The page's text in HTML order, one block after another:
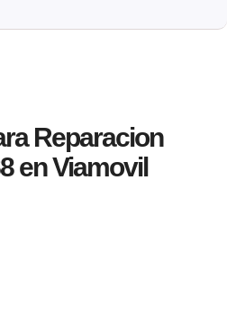
Reparacion
en Viamovil